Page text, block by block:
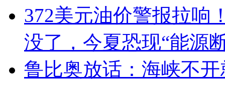
372美元油价警报拉响
没了，今夏恐现“能源
鲁比奥放话：海峡不